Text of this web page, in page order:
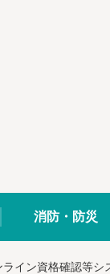
常陸
消防・防災
ライン資格確認等シ